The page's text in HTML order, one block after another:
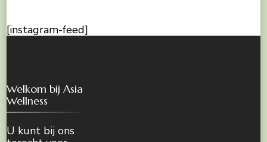
[instagram-feed]
Welkom bij Asia
Wellness
U kunt bij ons